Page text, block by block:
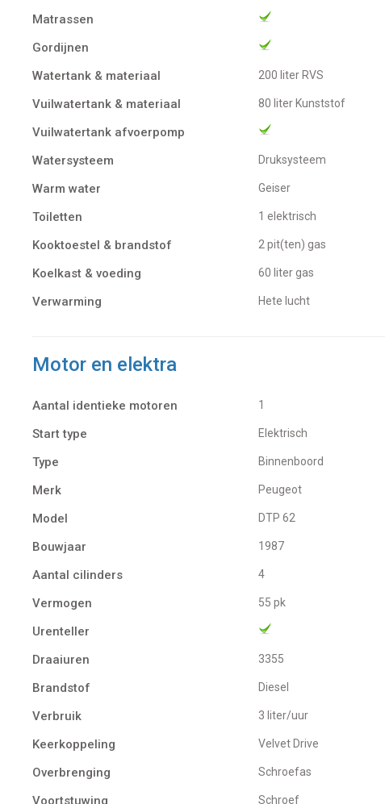
Matrassen
Gordijnen
Watertank & materiaal
200 liter RVS
Vuilwatertank & materiaal 80 liter Kunststof
Vuilwatertank afvoerpomp
Watersysteem
Druksysteem
Warm water Geiser
Toiletten 1 elektrisch
Kooktoestel & brandstof 2 pit(ten) gas
Koelkast & voeding 60 liter gas
Verwarming Hete lucht
Motor en elektra
Aantal identieke motoren 1
Start type Elektrisch
Type Binnenboord
Merk Peugeot
Model DTP 62
Bouwjaar 1987
Aantal cilinders 4
Vermogen 55 pk
Urenteller
Draaiuren
3355
Brandstof Diesel
Verbruik 3 liter/uur
Keerkoppeling Velvet Drive
Overbrenging Schroefas
Voortstuwing schroef